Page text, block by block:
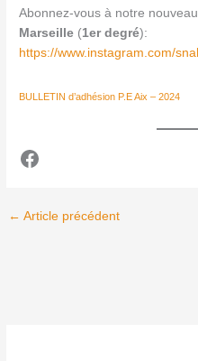
Abonnez-vous à notre
Marseille (1er degré):
https://www.instagram.com/
BULLETIN d’adhésion P.E Aix – 2024
← Article précédent